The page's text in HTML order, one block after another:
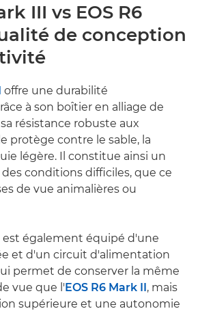
III vs EOS R6
de conception
offre une durabilité
à son boîtier en alliage de
résistance robuste aux
protège contre le sable, la
légère. Il constitue ainsi un
conditions difficiles, que ce
de vue animalières ou
est également équipé d'une
et d'un circuit d'alimentation
permet de conserver la même
vue que l'EOS R6 Mark II, mais
supérieure et une autonomie